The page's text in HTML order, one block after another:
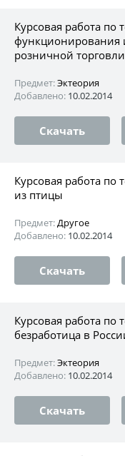
Курсовая работа по
функционирования
розничной
Предмет:Эктеория
Добавлено: 10.02.2014
Скачать
Курсовая работа
из птицы
Предмет:Другое
Добавлено: 10.02.2014
Скачать
Курсовая работа по
безработица в
Предмет:Эктеория
Добавлено: 10.02.2014
Скачать